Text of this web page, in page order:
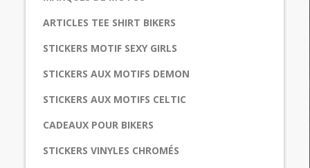
ARTICLES TEE SHIRT BIKERS
STICKERS MOTIF SEXY GIRLS
STICKERS AUX MOTIFS DEMON
STICKERS AUX MOTIFS CELTIC
CADEAUX POUR BIKERS
STICKERS VINYLES CHROMÉS